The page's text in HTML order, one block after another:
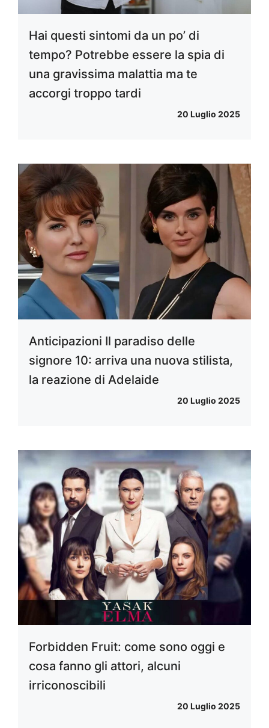
Hai questi sintomi da un po’ di
tempo? Potrebbe essere la spia di
una gravissima malattia ma te
accorgi troppo tardi
20 Luglio 2025
Anticipazioni Il paradiso delle
signore 10: arriva una nuova stilista,
la reazione di Adelaide
20 Luglio 2025
Forbidden Fruit: come sono oggi e
cosa fanno gli attori, alcuni
irriconoscibili
20 Luglio 2025